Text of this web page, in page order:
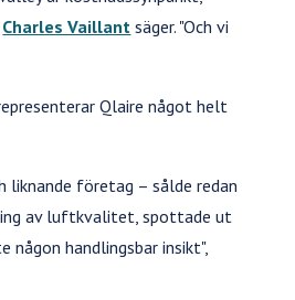
Charles Vaillant säger. "Och vi
Qlaire något helt
liknande företag – sålde redan
av luftkvalitet, spottade ut
någon handlingsbar insikt",